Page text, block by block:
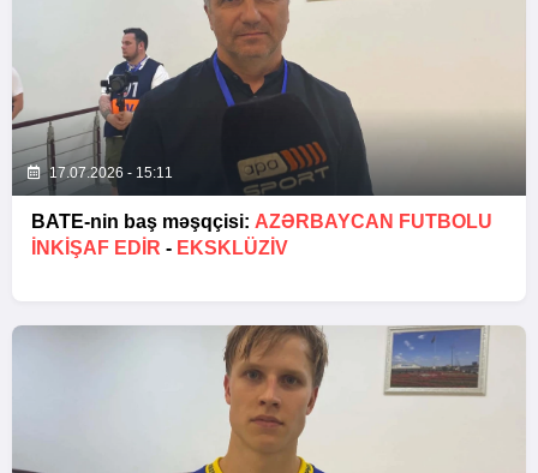
17.07.2026 - 15:11
BATE-nin baş məşqçisi: AZƏRBAYCAN FUTBOLU
INKIŞAF EDIR - EKSKLÜZİV